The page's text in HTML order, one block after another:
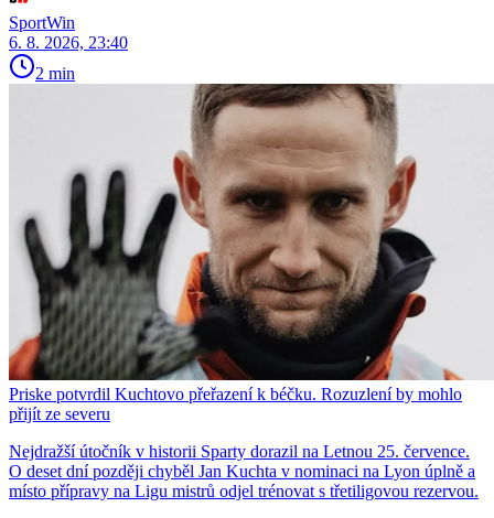
SportWin
6. 8. 2026, 23:40
2 min
Priske potvrdil Kuchtovo přeřazení k béčku. Rozuzlení by mohlo
přijít ze severu
Nejdražší útočník v historii Sparty dorazil na Letnou 25. července.
O deset dní později chyběl Jan Kuchta v nominaci na Lyon úplně a
místo přípravy na Ligu mistrů odjel trénovat s třetiligovou rezervou.